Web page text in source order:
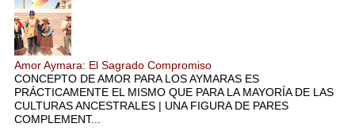
Amor Aymara: El Sagrado Compromiso
CONCEPTO DE AMOR PARA LOS AYMARAS ES
PRÁCTICAMENTE EL MISMO QUE PARA LA MAYORÍA DE LAS
CULTURAS ANCESTRALES | UNA FIGURA DE PARES
COMPLEMENT...